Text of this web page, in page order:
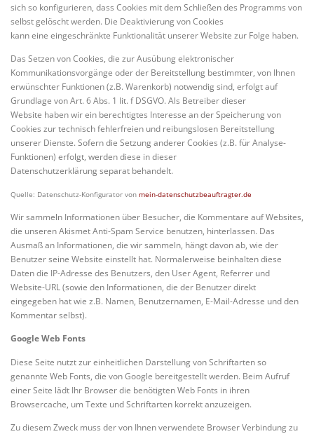
sich so konfigurieren, dass Cookies mit dem Schließen des Programms von
selbst gelöscht werden. Die Deaktivierung von Cookies
kann eine eingeschränkte Funktionalität unserer Website zur Folge haben.
Das Setzen von Cookies, die zur Ausübung elektronischer
Kommunikationsvorgänge oder der Bereitstellung bestimmter, von Ihnen
erwünschter Funktionen (z.B. Warenkorb) notwendig sind, erfolgt auf
Grundlage von Art. 6 Abs. 1 lit. f DSGVO. Als Betreiber dieser
Website haben wir ein berechtigtes Interesse an der Speicherung von
Cookies zur technisch fehlerfreien und reibungslosen Bereitstellung
unserer Dienste. Sofern die Setzung anderer Cookies (z.B. für Analyse-
Funktionen) erfolgt, werden diese in dieser
Datenschutzerklärung separat behandelt.
Quelle: Datenschutz-Konfigurator von mein-datenschutzbeauftragter.de
Wir sammeln Informationen über Besucher, die Kommentare auf Websites,
die unseren Akismet Anti-Spam Service benutzen, hinterlassen. Das
Ausmaß an Informationen, die wir sammeln, hängt davon ab, wie der
Benutzer seine Website einstellt hat. Normalerweise beinhalten diese
Daten die IP-Adresse des Benutzers, den User Agent, Referrer und
Website-URL (sowie den Informationen, die der Benutzer direkt
eingegeben hat wie z.B. Namen, Benutzernamen, E-Mail-Adresse und den
Kommentar selbst).
Google Web Fonts
Diese Seite nutzt zur einheitlichen Darstellung von Schriftarten so
genannte Web Fonts, die von Google bereitgestellt werden. Beim Aufruf
einer Seite lädt Ihr Browser die benötigten Web Fonts in ihren
Browsercache, um Texte und Schriftarten korrekt anzuzeigen.
Zu diesem Zweck muss der von Ihnen verwendete Browser Verbindung zu